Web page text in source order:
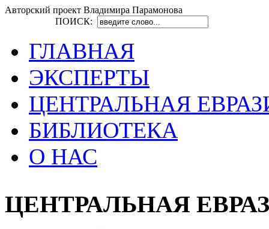
Авторский проект Владимира Парамонова
ПОИСК:
ГЛАВНАЯ
ЭКСПЕРТЫ
ЦЕНТРАЛЬНАЯ
БИБЛИОТЕКА
О НАС
ЦЕНТРАЛЬНАЯ